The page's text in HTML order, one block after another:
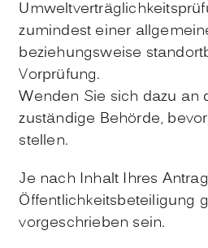
zumindest einer
beziehungsweise
Vorprüfung.
Wenden Sie sich dazu an
zuständige Behörde,
stellen.
Je nach Inhalt Ihres
Öffentlichkeitsbeteiligung
vorgeschrieben sein.